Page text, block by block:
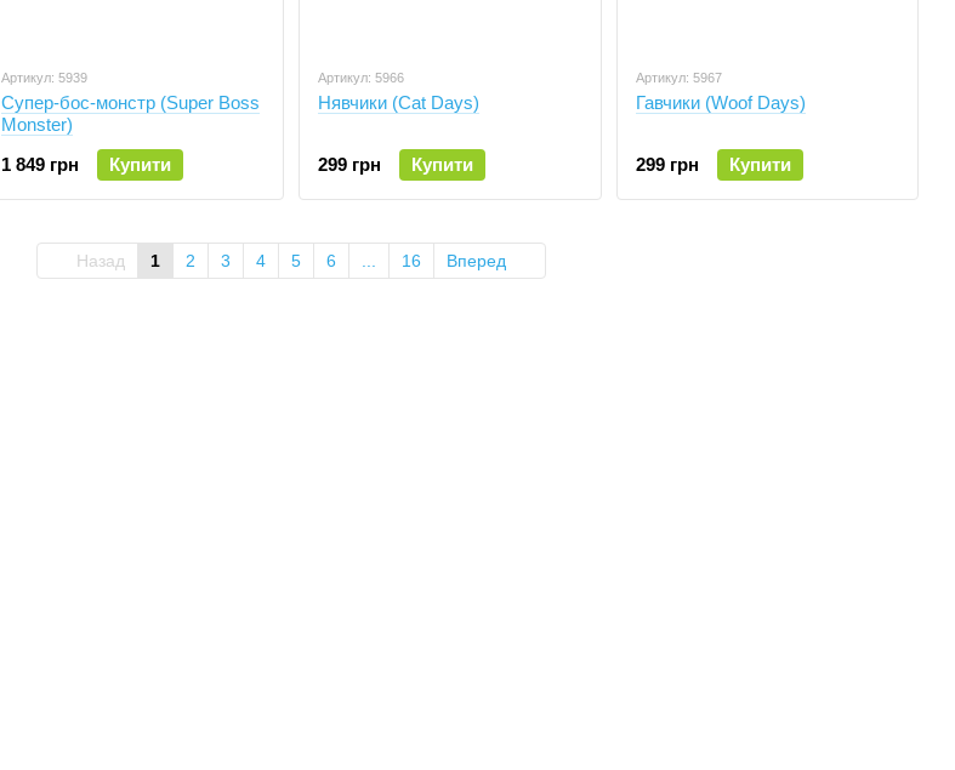
Артикул: 5939
Супер-бос-монстр (Super Boss
Monster)
1 849 грн
Купити
Артикул: 5966
Нявчики (Cat Days)
299 грн Купити
Артикул: 5967
Гавчики (Woof Days)
299 грн Купити
Назад 1 2 3 4 5 6 16 Вперед